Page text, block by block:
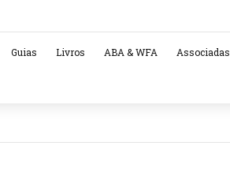
Guias Livros ABA & WFA Associadas